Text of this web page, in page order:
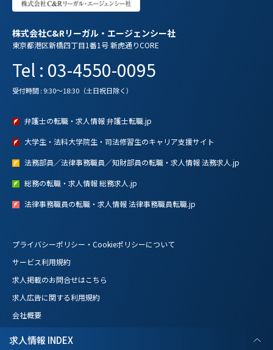
求人情報 INDEX
株式会社C&Rリーガル・エージェンシー社
東京都港区新橋四丁目1番1号 新虎通りCORE
Tel : 03-4550-0095
受付時間 : 9:30～18:30（土日祝日除く）
弁護士の転職・求人情報 弁護士転職.jp
大学生・法科大学院生・司法修習生のキャリア支援サイト
法務部員／法律事務職員／知財部員の転職・求人情報 法務求人.jp
総務の転職・求人情報 総務求人.jp
法律事務職員の転職・求人情報 法律事務職員転職.jp
プライバシーポリシー・Cookieポリシーについて
サービス利用規約
求人掲載のお問合せはこちら
求人広告に関する利用規約
会社概要